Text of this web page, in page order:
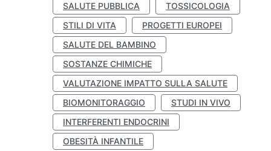
SALUTE PUBBLICA
TOSSICOLOGIA
STILI DI VITA
PROGETTI EUROPEI
SALUTE DEL BAMBINO
SOSTANZE CHIMICHE
VALUTAZIONE IMPATTO SULLA SALUTE
BIOMONITORAGGIO
STUDI IN VIVO
INTERFERENTI ENDOCRINI
OBESITÀ INFANTILE